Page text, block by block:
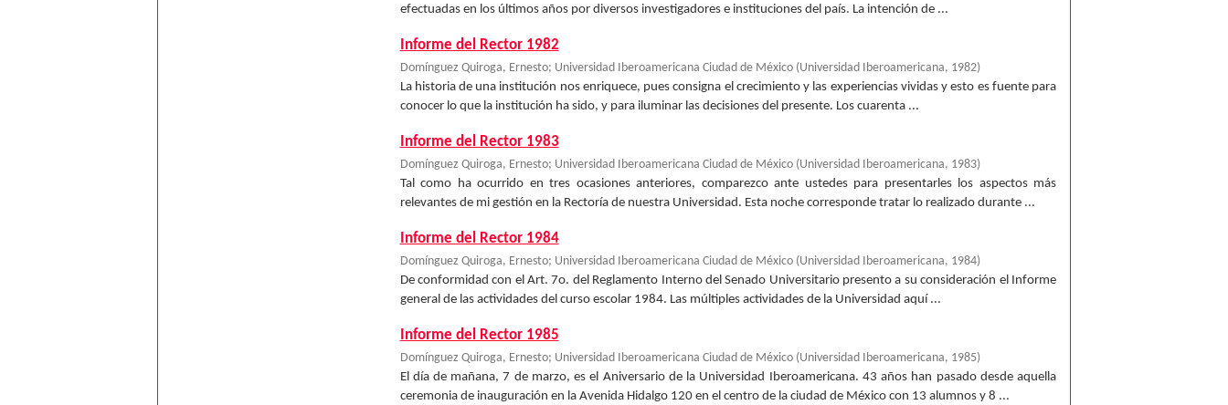
efectuadas en los últimos años por diversos investigadores e instituciones del país. La intención de ...
Informe del Rector 1982
Domínguez Quiroga, Ernesto; Universidad Iberoamericana Ciudad de México (Universidad Iberoamericana, 1982)
La historia de una institución nos enriquece, pues consigna el crecimiento y las experiencias vividas y esto es fuente para
conocer lo que la institución ha sido, y para iluminar las decisiones del presente. Los cuarenta ...
Informe del Rector 1983
Domínguez Quiroga, Ernesto; Universidad Iberoamericana Ciudad de México (Universidad Iberoamericana, 1983)
Tal como ha ocurrido en tres ocasiones anteriores, comparezco ante ustedes para presentarles los aspectos más
relevantes de mi gestión en la Rectoría de nuestra Universidad. Esta noche corresponde tratar lo realizado durante ...
Informe del Rector 1984
Domínguez Quiroga, Ernesto; Universidad Iberoamericana Ciudad de México (Universidad Iberoamericana, 1984)
De conformidad con el Art. 7o. del Reglamento Interno del Senado Universitario presento a su consideración el Informe
general de las actividades del curso escolar 1984. Las múltiples actividades de la Universidad aquí ...
Informe del Rector 1985
Domínguez Quiroga, Ernesto; Universidad Iberoamericana Ciudad de México (Universidad Iberoamericana, 1985)
El día de mañana, 7 de marzo, es el Aniversario de la Universidad Iberoamericana. 43 años han pasado desde aquella
ceremonia de inauguración en la Avenida Hidalgo 120 en el centro de la ciudad de México con 13 alumnos y 8 ...